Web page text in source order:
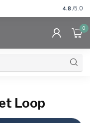
Gratis
4.8 /5.0
0
Loop